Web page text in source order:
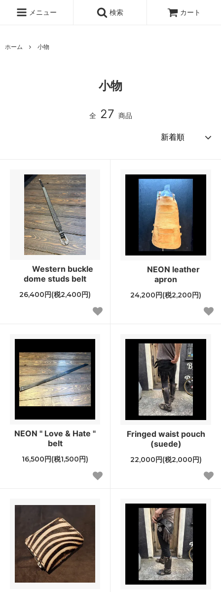
メニュー 検索 カート
ホーム 小物
小物
全 27 商品
Western buckle
dome studs belt
26,400円(税2,400円)
NEON leather
apron
24,200円(税2,200円)
NEON " Love & Hate "
belt
16,500円(税1,500円)
Fringed waist pouch
(suede)
22,000円(税2,000円)